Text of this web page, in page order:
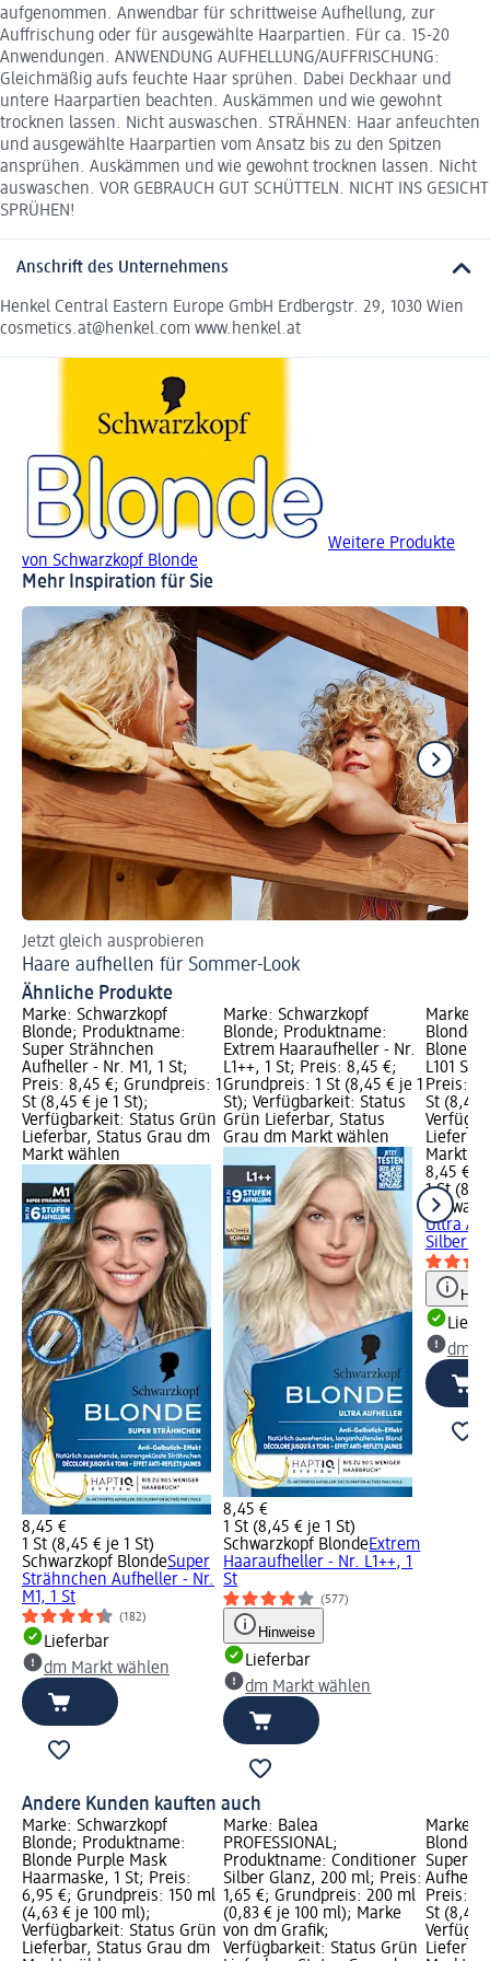
aufgenommen. Anwendbar für schrittweise Aufhellung, zur
Auffrischung oder für ausgewählte Haarpartien. Für ca. 15-20
Anwendungen. ANWENDUNG AUFHELLUNG/AUFFRISCHUNG:
Gleichmäßig aufs feuchte Haar sprühen. Dabei Deckhaar und
untere Haarpartien beachten. Auskämmen und wie gewohnt
trocknen lassen. Nicht auswaschen. STRÄHNEN: Haar anfeuchten
und ausgewählte Haarpartien vom Ansatz bis zu den Spitzen
ansprühen. Auskämmen und wie gewohnt trocknen lassen. Nicht
auswaschen. VOR GEBRAUCH GUT SCHÜTTELN. NICHT INS GESICHT
SPRÜHEN!
Anschrift des Unternehmens
Henkel Central Eastern Europe GmbH Erdbergstr. 29, 1030 Wien
cosmetics.at@henkel.com www.henkel.at
Weitere Produkte
von Schwarzkopf Blonde
Mehr Inspiration für Sie
Jetzt gleich ausprobieren
Haare aufhellen für Sommer-Look
Ähnliche Produkte
Marke: Schwarzkopf
Blonde; Produktname:
Super Strähnchen
Aufheller - Nr. M1, 1 St;
Preis: 8,45 €; Grundpreis: 1
St (8,45 € je 1 St);
Verfügbarkeit: Status Grün
Lieferbar, Status Grau dm
Markt wählen
8,45 €
1 St (8,45 € je 1 St)
Schwarzkopf BlondeSuper
Strähnchen Aufheller - Nr.
M1, 1 St
(182)
Lieferbar
dm Markt wählen
Marke: Schwarzkopf
Blonde; Produktname:
Extrem Haaraufheller - Nr.
L1++, 1 St; Preis: 8,45 €;
Grundpreis: 1 St (8,45 € je 1
St); Verfügbarkeit: Status
Grün Lieferbar, Status
Grau dm Markt wählen
8,45 €
1 St (8,45 € je 1 St)
Schwarzkopf BlondeExtrem
Haaraufheller - Nr. L1++, 1
St
(577)
Hinweise
Lieferbar
dm Markt wählen
Marke:
Blonde;
Blone
L101
Preis:
St (8,45
Markt
8,45 €
1 St
Ultra
dm
Andere Kunden kauften auch
Marke: Schwarzkopf
Blonde; Produktname:
Blonde Purple Mask
Haarmaske, 1 St; Preis:
6,95 €; Grundpreis: 150 ml
(4,63 € je 100 ml);
Verfügbarkeit: Status Grün
Lieferbar, Status Grau dm
Marke: Balea
PROFESSIONAL;
Produktname: Conditioner
Silber Glanz, 200 ml; Preis:
1,65 €; Grundpreis: 200 ml
(0,83 € je 100 ml); Marke
von dm Grafik;
Verfügbarkeit: Status Grün
Marke:
Blonde;
Super
Preis:
St (8,45